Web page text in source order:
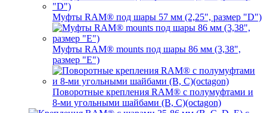
Муфты RAM® под шары 57 мм (2,25", размер "D")
Муфты RAM® mounts под шары 86 мм (3,38",
размер "E")
Поворотные крепления RAM® c полумуфтами и
8-ми угольными шайбами (B, C)(octagon)